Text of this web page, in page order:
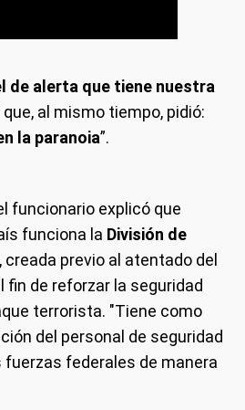
de alerta que tiene nuestra
al mismo tiempo, pidió:
la paranoia”.
funcionario explicó que
funciona la División de
, creada previo al atentado del
fin de reforzar la seguridad
terrorista. "Tiene como
del personal de seguridad
federales de manera